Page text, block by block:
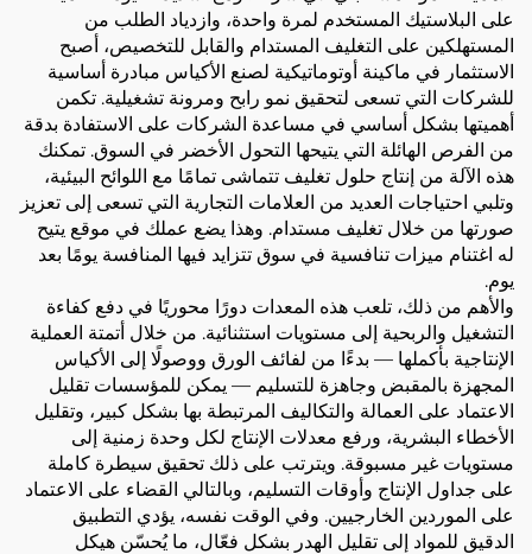
على البلاستيك المستخدم لمرة واحدة، وازدياد الطلب من
المستهلكين على التغليف المستدام والقابل للتخصيص، أصبح
الاستثمار في ماكينة أوتوماتيكية لصنع الأكياس مبادرة أساسية
للشركات التي تسعى لتحقيق نمو رابح ومرونة تشغيلية. تكمن
أهميتها بشكل أساسي في مساعدة الشركات على الاستفادة بدقة
من الفرص الهائلة التي يتيحها التحول الأخضر في السوق. تمكنك
هذه الآلة من إنتاج حلول تغليف تتماشى تمامًا مع اللوائح البيئية،
وتلبي احتياجات العديد من العلامات التجارية التي تسعى إلى تعزيز
صورتها من خلال تغليف مستدام. وهذا يضع عملك في موقع يتيح
له اغتنام ميزات تنافسية في سوق تتزايد فيها المنافسة يومًا بعد
يوم.
والأهم من ذلك، تلعب هذه المعدات دورًا محوريًا في دفع كفاءة
التشغيل والربحية إلى مستويات استثنائية. من خلال أتمتة العملية
الإنتاجية بأكملها — بدءًا من لفائف الورق ووصولًا إلى الأكياس
المجهزة بالمقبض وجاهزة للتسليم — يمكن للمؤسسات تقليل
الاعتماد على العمالة والتكاليف المرتبطة بها بشكل كبير، وتقليل
الأخطاء البشرية، ورفع معدلات الإنتاج لكل وحدة زمنية إلى
مستويات غير مسبوقة. ويترتب على ذلك تحقيق سيطرة كاملة
على جداول الإنتاج وأوقات التسليم، وبالتالي القضاء على الاعتماد
على الموردين الخارجيين. وفي الوقت نفسه، يؤدي التطبيق
الدقيق للمواد إلى تقليل الهدر بشكل فعّال، ما يُحسّن هيكل